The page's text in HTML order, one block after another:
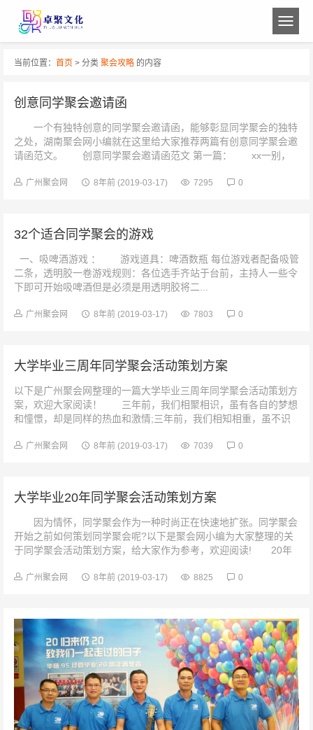
当前位置： 首页 > 分类 聚会攻略 的内容
创意同学聚会邀请函
一个有独特创意的同学聚会邀请函，能够彰显同学聚会的独特
之处，湖南聚会网小编就在这里给大家推荐两篇有创意同学聚会邀
请函范文。 创意同学聚会邀请函范文 第一篇： xx一别，
广州聚会网 8年前 (2019-03-17) 7295 0
32个适合同学聚会的游戏
一、吸啤酒游戏 ： 游戏道具：啤酒数瓶 每位游戏者配备吸管
二条，透明胶一卷游戏规则：各位选手齐站于台前，主持人一些令
下即可开始吸啤酒但是必须是用透明胶将二...
广州聚会网 8年前 (2019-03-17) 7803 0
大学毕业三周年同学聚会活动策划方案
以下是广州聚会网整理的一篇大学毕业三周年同学聚会活动策划方
案，欢迎大家阅读！ 三年前，我们相聚相识，虽有各自的梦想
和憧憬，却是同样的热血和激情;三年前，我们相知相重，虽不识
广州聚会网 8年前 (2019-03-17) 7039 0
大学毕业20年同学聚会活动策划方案
因为情怀，同学聚会作为一种时尚正在快速地扩张。同学聚会
开始之前如何策划同学聚会呢?以下是聚会网小编为大家整理的关
于同学聚会活动策划方案，给大家作为参考，欢迎阅读! 20年
广州聚会网 8年前 (2019-03-17) 8825 0